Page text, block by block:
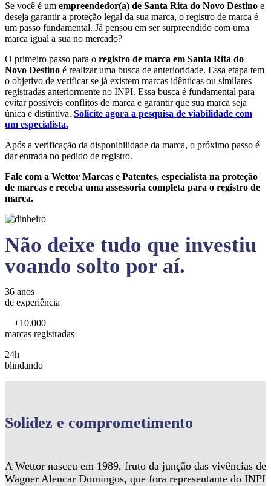
Se você é um empreendedor(a) de Santa Rita do Novo Destino e
deseja garantir a proteção legal da sua marca, o registro de marca é
um passo fundamental. Já pensou em ser surpreendido com uma
marca igual a sua no mercado?
O primeiro passo para o registro de marca em Santa Rita do
Novo Destino é realizar uma busca de anterioridade. Essa etapa tem
o objetivo de verificar se já existem marcas idênticas ou similares
registradas anteriormente no INPI. Essa busca é fundamental para
evitar possíveis conflitos de marca e garantir que sua marca seja
única e distintiva. Solicite agora a pesquisa de viabilidade com
um especialista.
Após a verificação da disponibilidade da marca, o próximo passo é
dar entrada no pedido de registro.
Fale com a Wettor Marcas e Patentes, especialista na proteção
de marcas e receba uma assessoria completa para o registro de
marca.
Não deixe tudo que investiu
voando solto por aí.
36 anos
de experiência
+10.000
marcas registradas
24h
blindando
Solidez e comprometimento
A Wettor nasceu em 1989, fruto da junção das vivências de
Wagner Alencar Domingos, que fora representante do INPI